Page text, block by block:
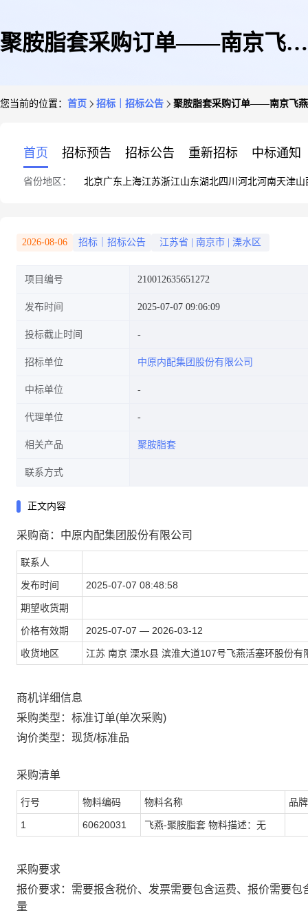
聚胺脂套采购订单——南京飞燕
您当前的位置： 首页 招标｜招标公告 聚胺脂套采购订单——南京飞燕
首页 招标预告 招标公告 重新招标 中标通知
省份地区： 北京广东 上海江苏浙江山东湖北四川 河北河南天津山
2026-08-06 招标｜招标公告 江苏省 南京市 溧水区
项目编号 210012635651272
发布时间 2025-07-07 09:06:09
投标截止时间
招标单位 中原内配集团股份有限公司
中标单位
代理单位
相关产品 聚胺脂套
联系方式
正文内容
采购商：中原内配集团股份有限公司
联系人
发布时间 2025-07-07 08:48:58
期望收货期
价格有效期 2025-07-07 — 2026-03-12
收货地区 江苏 南京 溧水县 滨淮大道107号飞燕活塞环股份有
商机详细信息
采购类型：标准订单(单次采购)
询价类型：现货/标准品
采购清单
行号 物料编码 物料名称 品牌
1 60620031 飞燕-聚胺脂套 物料描述：无
采购要求
报价要求：需要报含税价、发票需要包含运费、报价需要
量